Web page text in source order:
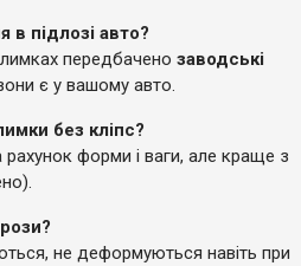
в підлозі авто?
передбачено заводські
є у вашому авто.
без кліпс?
форми і ваги, але краще з
не деформуються навіть при